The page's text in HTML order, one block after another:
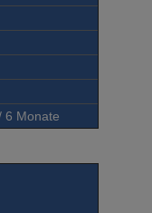
6 Monate